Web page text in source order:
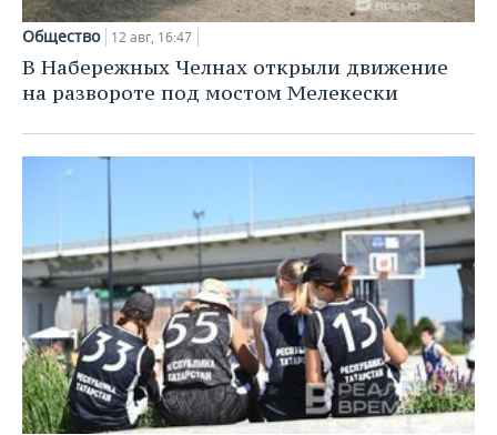
Общество 12 авг, 16:47
В Набережных Челнах открыли движение
на развороте под мостом Мелекески